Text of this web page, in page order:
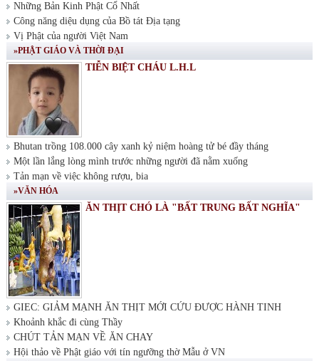
Những Bản Kinh Phật Cổ Nhất
Công năng diệu dụng của Bồ tát Địa tạng
Vị Phật của người Việt Nam
»PHẬT GIÁO VÀ THỜI ĐẠI
TIỄN BIỆT CHÁU L.H.L
Bhutan trồng 108.000 cây xanh kỷ niệm hoàng tử bé đầy tháng
Một lần lắng lòng mình trước những người đã nằm xuống
Tản mạn về việc không rượu, bia
»VĂN HÓA
ĂN THỊT CHÓ LÀ "BẤT TRUNG BẤT NGHĨA"
GIEC: GIẢM MẠNH ĂN THỊT MỚI CỨU ĐƯỢC HÀNH TINH
Khoảnh khắc đi cùng Thầy
CHÚT TẢN MẠN VỀ ĂN CHAY
Hội thảo về Phật giáo với tín ngưỡng thờ Mẫu ở VN